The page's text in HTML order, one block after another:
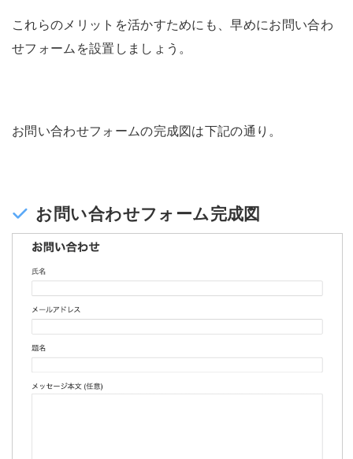
これらのメリットを活かすためにも、早めにお問い合わ
せフォームを設置しましょう。
お問い合わせフォームの完成図は下記の通り。
お問い合わせフォーム完成図